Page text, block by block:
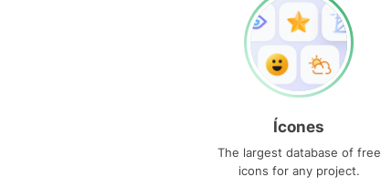
Ícones
The largest database of free
icons for any project.